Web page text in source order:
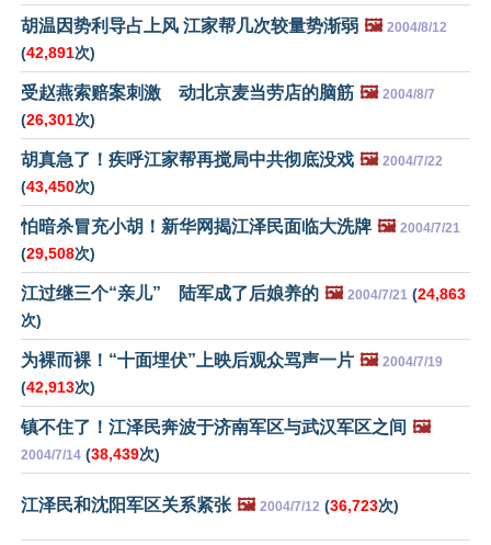
胡温因势利导占上风 江家帮几次较量势渐弱 🖼️ 2004/8/12
(42,891次)
受赵燕索赔案刺激 动北京麦当劳店的脑筋 🖼️ 2004/8/7
(26,301次)
胡真急了！疾呼江家帮再搅局中共彻底没戏 🖼️ 2004/7/22
(43,450次)
怕暗杀冒充小胡！新华网揭江泽民面临大洗牌 🖼️ 2004/7/21
(29,508次)
江过继三个“亲儿” 陆军成了后娘养的 🖼️ 2004/7/21 (24,863
次)
为裸而裸！“十面埋伏”上映后观众骂声一片 🖼️ 2004/7/19
(42,913次)
镇不住了！江泽民奔波于济南军区与武汉军区之间 🖼️
2004/7/14 (38,439次)
江泽民和沈阳军区关系紧张 🖼️ 2004/7/12 (36,723次)